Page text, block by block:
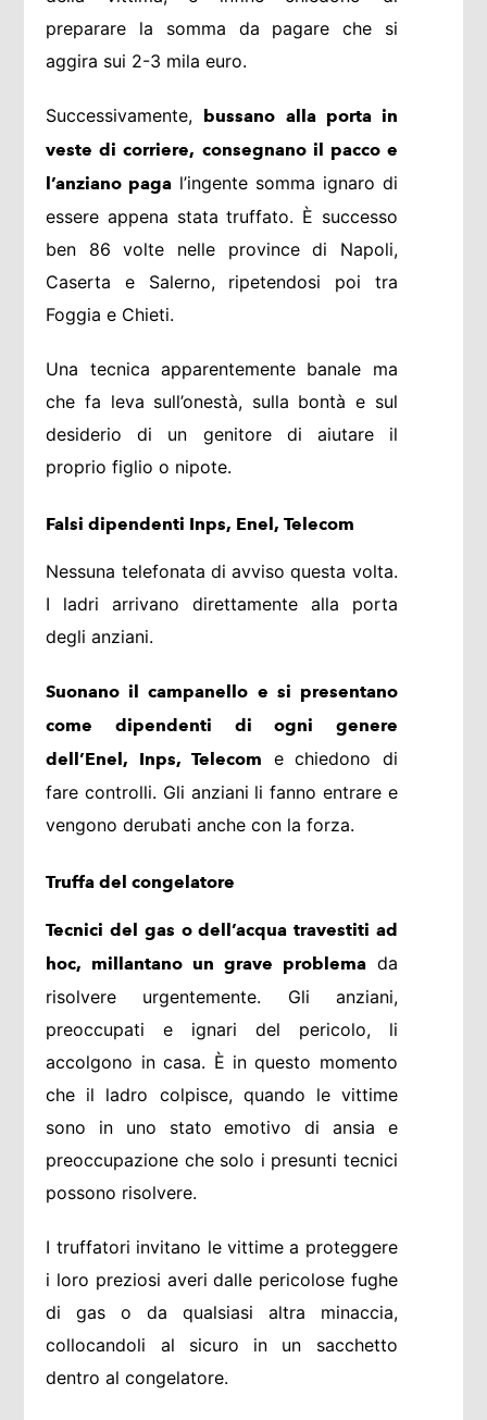
preparare la somma da pagare che si
aggira sui 2-3 mila euro.
Successivamente, bussano alla porta in
veste di corriere, consegnano il pacco e
l’anziano paga l’ingente somma ignaro di
essere appena stata truffato. È successo
ben 86 volte nelle province di Napoli,
Caserta e Salerno, ripetendosi poi tra
Foggia e Chieti.
Una tecnica apparentemente banale ma
che fa leva sull’onestà, sulla bontà e sul
desiderio di un genitore di aiutare il
proprio figlio o nipote.
Falsi dipendenti Inps, Enel, Telecom
Nessuna telefonata di avviso questa volta.
I ladri arrivano direttamente alla porta
degli anziani.
Suonano il campanello e si presentano
come dipendenti di ogni genere
dell’Enel, Inps, Telecom e chiedono di
fare controlli. Gli anziani li fanno entrare e
vengono derubati anche con la forza.
Truffa del congelatore
Tecnici del gas o dell’acqua travestiti ad
hoc, millantano un grave problemada
risolvere urgentemente. Gli anziani,
preoccupati e ignari del pericolo, li
accolgono in casa. È in questo momento
che il ladro colpisce, quando le vittime
sono in uno stato emotivo di ansia e
preoccupazione che solo i presunti tecnici
possono risolvere.
I truffatori invitano le vittime a proteggere
i loro preziosi averi dalle pericolose fughe
di gas o da qualsiasi altra minaccia,
collocandoli al sicuro in un sacchetto
dentro al congelatore.